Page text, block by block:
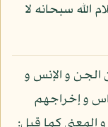
سبحانه لا
و الإنس و
و إخراجهم